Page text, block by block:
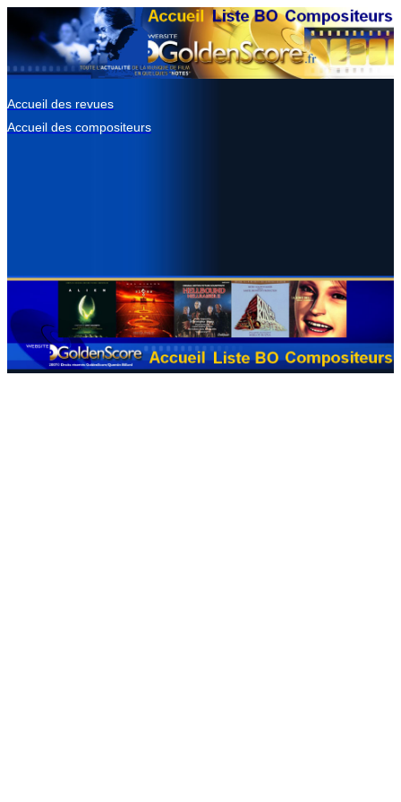
Accueil des revues
Accueil des compositeurs